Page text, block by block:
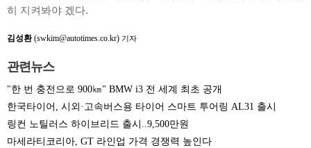
히 지켜봐야 겠다.
김성환(swkim@autotimes.co.kr) 기자
관련뉴스
"한 번 충전으로 900㎞" BMW i3 전 세계 최초 공개
한국타이어, 시외·고속버스용 타이어 스마트 투어링 AL31 출시
링컨 노틸러스 하이브리드 출시..9,500만원
마세라티코리아, GT 라인업 가격 경쟁력 높인다